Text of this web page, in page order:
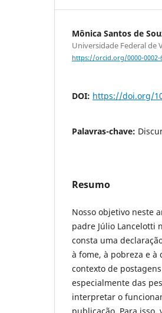
Mônica Santos de
Universidade Federal de
https://orcid.org/0000-0002-
DOI: https://doi.org/
Palavras-chave:
Resumo
Nosso objetivo neste
padre Júlio Lancelotti
consta uma
à fome, à pobreza e à
contexto de
especialmente das
interpretar o